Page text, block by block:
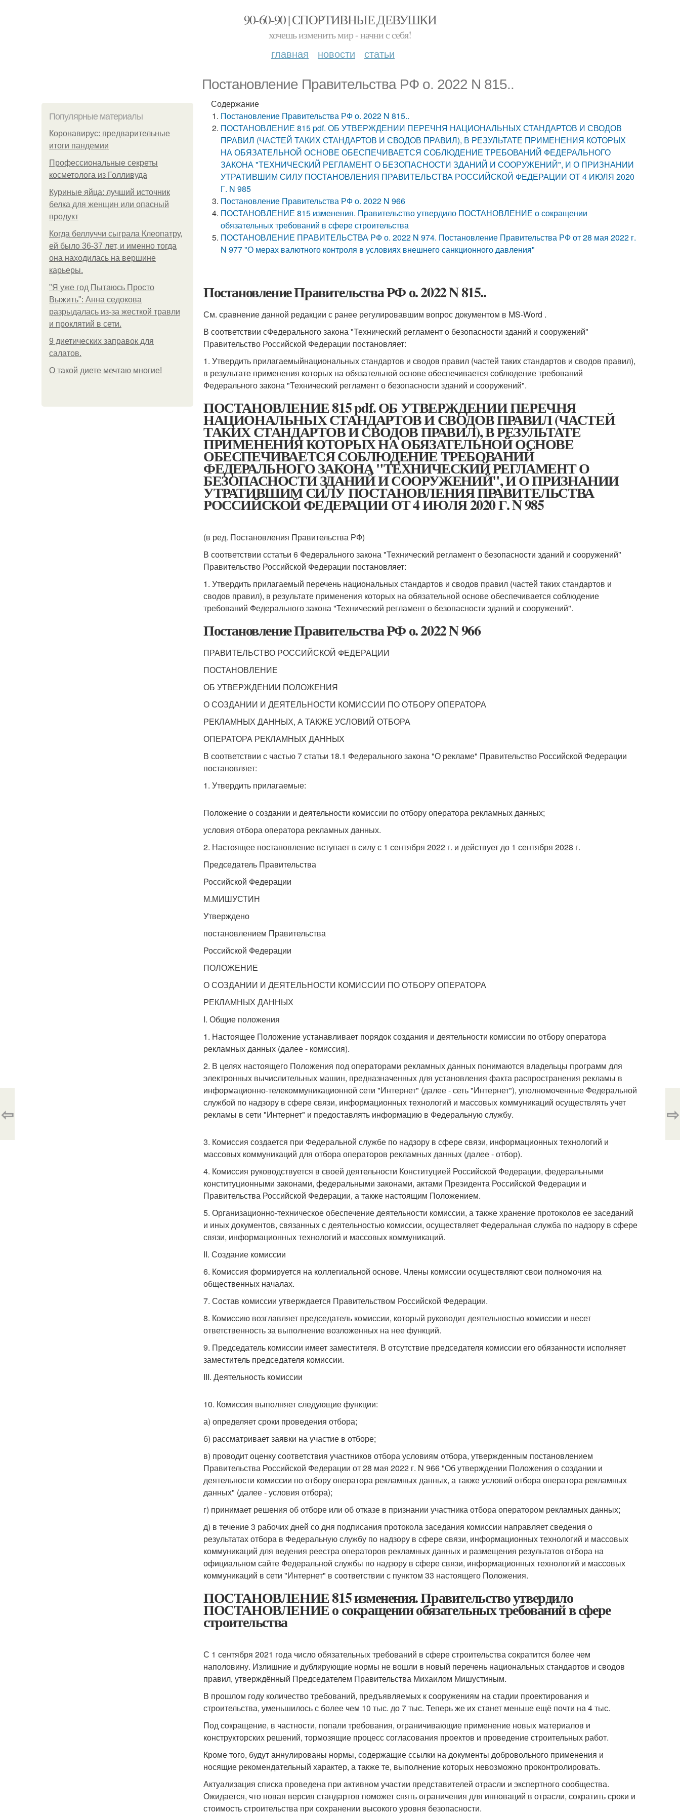
90-60-90 | СПОРТИВНЫЕ ДЕВУШКИ
хочешь изменить мир - начни с себя!
главная новости статьи
Постановление Правительства РФ о. 2022 N 815..
Популярные материалы
Коронавирус: предварительные
итоги пандемии
Профессиональные секреты
косметолога из Голливуда
Куриные яйца: лучший источник
белка для женщин или опасный
продукт
Когда беллуччи сыграла Клеопатру,
ей было 36-37 лет, и именно тогда
она находилась на вершине
карьеры.
"Я уже год Пытаюсь Просто
Выжить": Анна седокова
разрыдалась из-за жесткой травли
и проклятий в сети.
9 диетических заправок для
салатов.
О такой диете мечтаю многие!
Содержание
Постановление Правительства РФ о. 2022 N 815..
ПОСТАНОВЛЕНИЕ 815 pdf. ОБ УТВЕРЖДЕНИИ ПЕРЕЧНЯ НАЦИОНАЛЬНЫХ СТАНДАРТОВ И СВОДОВ
ПРАВИЛ (ЧАСТЕЙ ТАКИХ СТАНДАРТОВ И СВОДОВ ПРАВИЛ), В РЕЗУЛЬТАТЕ ПРИМЕНЕНИЯ КОТОРЫХ
НА ОБЯЗАТЕЛЬНОЙ ОСНОВЕ ОБЕСПЕЧИВАЕТСЯ СОБЛЮДЕНИЕ ТРЕБОВАНИЙ ФЕДЕРАЛЬНОГО
ЗАКОНА "ТЕХНИЧЕСКИЙ РЕГЛАМЕНТ О БЕЗОПАСНОСТИ ЗДАНИЙ И СООРУЖЕНИЙ", И О ПРИЗНАНИИ
УТРАТИВШИМ СИЛУ ПОСТАНОВЛЕНИЯ ПРАВИТЕЛЬСТВА РОССИЙСКОЙ ФЕДЕРАЦИИ ОТ 4 ИЮЛЯ 2020
Г. N 985
Постановление Правительства РФ о. 2022 N 966
ПОСТАНОВЛЕНИЕ 815 изменения. Правительство утвердило ПОСТАНОВЛЕНИЕ о сокращении
обязательных требований в сфере строительства
ПОСТАНОВЛЕНИЕ ПРАВИТЕЛЬСТВА РФ о. 2022 N 974. Постановление Правительства РФ от 28 мая 2022 г.
N 977 "О мерах валютного контроля в условиях внешнего санкционного давления"
Постановление Правительства РФ о. 2022 N 815..
См. сравнение данной редакции с ранее регулировавшим вопрос документом в MS-Word .
В соответствии сФедерального закона "Технический регламент о безопасности зданий и сооружений"
Правительство Российской Федерации постановляет:
1. Утвердить прилагаемыйнациональных стандартов и сводов правил (частей таких стандартов и сводов правил),
в результате применения которых на обязательной основе обеспечивается соблюдение требований
Федерального закона "Технический регламент о безопасности зданий и сооружений".
ПОСТАНОВЛЕНИЕ 815 pdf. ОБ УТВЕРЖДЕНИИ ПЕРЕЧНЯ
НАЦИОНАЛЬНЫХ СТАНДАРТОВ И СВОДОВ ПРАВИЛ (ЧАСТЕЙ
ТАКИХ СТАНДАРТОВ И СВОДОВ ПРАВИЛ), В РЕЗУЛЬТАТЕ
ПРИМЕНЕНИЯ КОТОРЫХ НА ОБЯЗАТЕЛЬНОЙ ОСНОВЕ
ОБЕСПЕЧИВАЕТСЯ СОБЛЮДЕНИЕ ТРЕБОВАНИЙ
ФЕДЕРАЛЬНОГО ЗАКОНА "ТЕХНИЧЕСКИЙ РЕГЛАМЕНТ О
БЕЗОПАСНОСТИ ЗДАНИЙ И СООРУЖЕНИЙ", И О ПРИЗНАНИИ
УТРАТИВШИМ СИЛУ ПОСТАНОВЛЕНИЯ ПРАВИТЕЛЬСТВА
РОССИЙСКОЙ ФЕДЕРАЦИИ ОТ 4 ИЮЛЯ 2020 Г. N 985
(в ред. Постановления Правительства РФ)
В соответствии сстатьи 6 Федерального закона "Технический регламент о безопасности зданий и сооружений"
Правительство Российской Федерации постановляет:
1. Утвердить прилагаемый перечень национальных стандартов и сводов правил (частей таких стандартов и
сводов правил), в результате применения которых на обязательной основе обеспечивается соблюдение
требований Федерального закона "Технический регламент о безопасности зданий и сооружений".
Постановление Правительства РФ о. 2022 N 966
ПРАВИТЕЛЬСТВО РОССИЙСКОЙ ФЕДЕРАЦИИ
ПОСТАНОВЛЕНИЕ
ОБ УТВЕРЖДЕНИИ ПОЛОЖЕНИЯ
О СОЗДАНИИ И ДЕЯТЕЛЬНОСТИ КОМИССИИ ПО ОТБОРУ ОПЕРАТОРА
РЕКЛАМНЫХ ДАННЫХ, А ТАКЖЕ УСЛОВИЙ ОТБОРА
ОПЕРАТОРА РЕКЛАМНЫХ ДАННЫХ
В соответствии с частью 7 статьи 18.1 Федерального закона "О рекламе" Правительство Российской Федерации
постановляет:
1. Утвердить прилагаемые:
Положение о создании и деятельности комиссии по отбору оператора рекламных данных;
условия отбора оператора рекламных данных.
2. Настоящее постановление вступает в силу с 1 сентября 2022 г. и действует до 1 сентября 2028 г.
Председатель Правительства
Российской Федерации
М.МИШУСТИН
Утверждено
постановлением Правительства
Российской Федерации
ПОЛОЖЕНИЕ
О СОЗДАНИИ И ДЕЯТЕЛЬНОСТИ КОМИССИИ ПО ОТБОРУ ОПЕРАТОРА
РЕКЛАМНЫХ ДАННЫХ
I. Общие положения
1. Настоящее Положение устанавливает порядок создания и деятельности комиссии по отбору оператора
рекламных данных (далее - комиссия).
2. В целях настоящего Положения под операторами рекламных данных понимаются владельцы программ для
электронных вычислительных машин, предназначенных для установления факта распространения рекламы в
информационно-телекоммуникационной сети "Интернет" (далее - сеть "Интернет"), уполномоченные Федеральной
службой по надзору в сфере связи, информационных технологий и массовых коммуникаций осуществлять учет
рекламы в сети "Интернет" и предоставлять информацию в Федеральную службу.
3. Комиссия создается при Федеральной службе по надзору в сфере связи, информационных технологий и
массовых коммуникаций для отбора операторов рекламных данных (далее - отбор).
4. Комиссия руководствуется в своей деятельности Конституцией Российской Федерации, федеральными
конституционными законами, федеральными законами, актами Президента Российской Федерации и
Правительства Российской Федерации, а также настоящим Положением.
5. Организационно-техническое обеспечение деятельности комиссии, а также хранение протоколов ее заседаний
и иных документов, связанных с деятельностью комиссии, осуществляет Федеральная служба по надзору в сфере
связи, информационных технологий и массовых коммуникаций.
II. Создание комиссии
6. Комиссия формируется на коллегиальной основе. Члены комиссии осуществляют свои полномочия на
общественных началах.
7. Состав комиссии утверждается Правительством Российской Федерации.
8. Комиссию возглавляет председатель комиссии, который руководит деятельностью комиссии и несет
ответственность за выполнение возложенных на нее функций.
9. Председатель комиссии имеет заместителя. В отсутствие председателя комиссии его обязанности исполняет
заместитель председателя комиссии.
III. Деятельность комиссии
10. Комиссия выполняет следующие функции:
а) определяет сроки проведения отбора;
б) рассматривает заявки на участие в отборе;
в) проводит оценку соответствия участников отбора условиям отбора, утвержденным постановлением
Правительства Российской Федерации от 28 мая 2022 г. N 966 "Об утверждении Положения о создании и
деятельности комиссии по отбору оператора рекламных данных, а также условий отбора оператора рекламных
данных" (далее - условия отбора);
г) принимает решения об отборе или об отказе в признании участника отбора оператором рекламных данных;
д) в течение 3 рабочих дней со дня подписания протокола заседания комиссии направляет сведения о
результатах отбора в Федеральную службу по надзору в сфере связи, информационных технологий и массовых
коммуникаций для ведения реестра операторов рекламных данных и размещения результатов отбора на
официальном сайте Федеральной службы по надзору в сфере связи, информационных технологий и массовых
коммуникаций в сети "Интернет" в соответствии с пунктом 33 настоящего Положения.
ПОСТАНОВЛЕНИЕ 815 изменения. Правительство утвердило
ПОСТАНОВЛЕНИЕ о сокращении обязательных требований в сфере
строительства
С 1 сентября 2021 года число обязательных требований в сфере строительства сократится более чем
наполовину. Излишние и дублирующие нормы не вошли в новый перечень национальных стандартов и сводов
правил, утверждённый Председателем Правительства Михаилом Мишустиным.
В прошлом году количество требований, предъявляемых к сооружениям на стадии проектирования и
строительства, уменьшилось с более чем 10 тыс. до 7 тыс. Теперь же их станет меньше ещё почти на 4 тыс.
Под сокращение, в частности, попали требования, ограничивающие применение новых материалов и
конструкторских решений, тормозящие процесс согласования проектов и проведение строительных работ.
Кроме того, будут аннулированы нормы, содержащие ссылки на документы добровольного применения и
носящие рекомендательный характер, а также те, выполнение которых невозможно проконтролировать.
Актуализация списка проведена при активном участии представителей отрасли и экспертного сообщества.
Ожидается, что новая версия стандартов поможет снять ограничения для инноваций в отрасли, сократить сроки и
стоимость строительства при сохранении высокого уровня безопасности.
⇦ ⇨